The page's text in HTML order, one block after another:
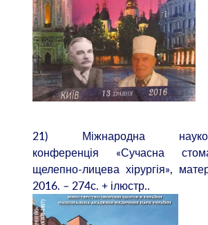
21) Міжнародна
конференція «Сучасна
щелепно-лицева хірургія»,
2016. – 274с. + ілюстр..